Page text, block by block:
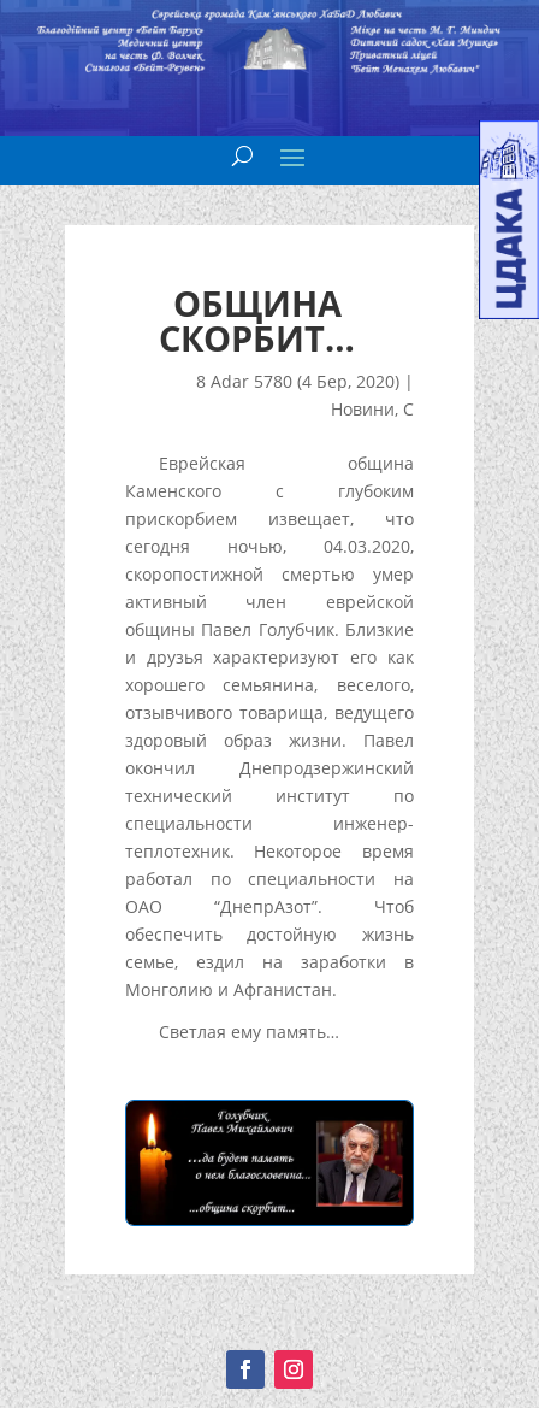
ОБЩИНА
СКОРБИТ…
8 Adar 5780 (4 Бер, 2020) |
Новини, С
Еврейская община
Каменского с глубоким
прискорбием извещает, что
сегодня ночью, 04.03.2020,
скоропостижной смертью умер
активный член еврейской
общины Павел Голубчик. Близкие
и друзья характеризуют его как
хорошего семьянина, веселого,
отзывчивого товарища, ведущего
здоровый образ жизни. Павел
окончил Днепродзержинский
технический институт по
специальности инженер-
теплотехник. Некоторое время
работал по специальности на
ОАО “ДнепрАзот”. Чтоб
обеспечить достойную жизнь
семье, ездил на заработки в
Монголию и Афганистан.
Светлая ему память…
Подписывайтесь!